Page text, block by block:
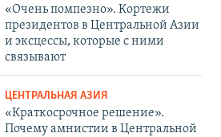
«Очень помпезно». Кортежи
президентов в Центральной Азии
и эксцессы, которые с ними
связывают
ЦЕНТРАЛЬНАЯ АЗИЯ
«Краткосрочное решение».
Почему амнистии в Центральной